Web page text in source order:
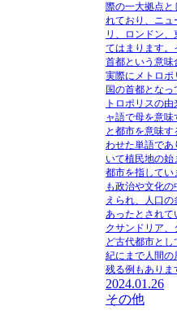
際の一大拠点と
れており、ニュ
リ、ロンドン、
てはまります。
首都という意味
実際に メトロポ
国の首都となっ
トロポリスの由
ャ語で母を意味
と都市を意味
わせた単語であ
いて植民地の始
都市を指してい
も政治や文化の
えられ、人口
あったとされて
クサンドリア、
ど古代都市とし
紀にまで人間の
残る例もありま
2024.01.26
その他